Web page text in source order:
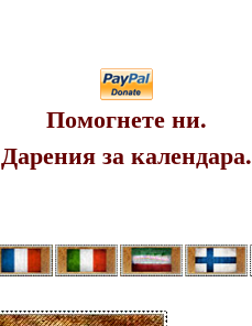
Помогнете ни.
Дарения за календара.